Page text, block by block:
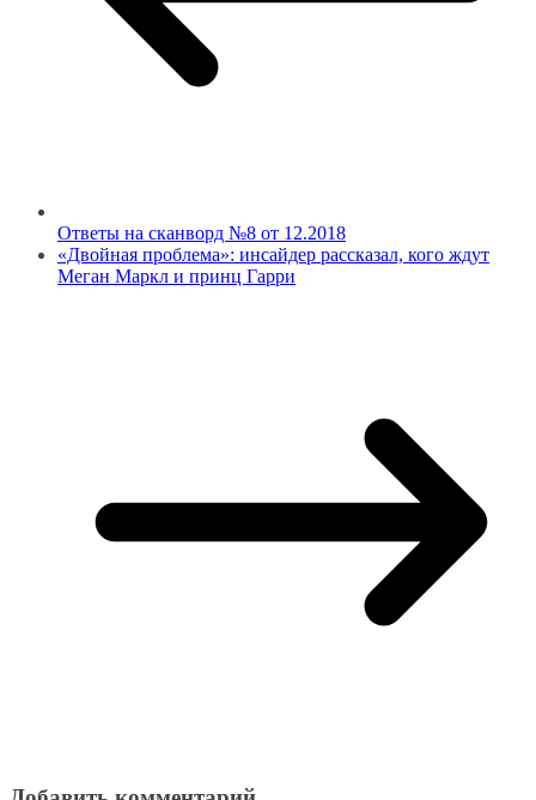
Ответы на сканворд №8 от 12.2018
«Двойная проблема»: инсайдер рассказал, кого ждут
Меган Маркл и принц Гарри